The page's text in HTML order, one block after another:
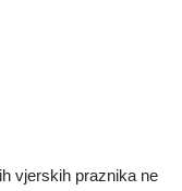
vjerskih praznika ne